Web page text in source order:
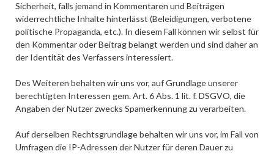
Sicherheit, falls jemand in Kommentaren und Beiträgen
widerrechtliche Inhalte hinterlässt (Beleidigungen, verbotene
politische Propaganda, etc.). In diesem Fall können wir selbst für
den Kommentar oder Beitrag belangt werden und sind daher an
der Identität des Verfassers interessiert.
Des Weiteren behalten wir uns vor, auf Grundlage unserer
berechtigten Interessen gem. Art. 6 Abs. 1 lit. f. DSGVO, die
Angaben der Nutzer zwecks Spamerkennung zu verarbeiten.
Auf derselben Rechtsgrundlage behalten wir uns vor, im Fall von
Umfragen die IP-Adressen der Nutzer für deren Dauer zu